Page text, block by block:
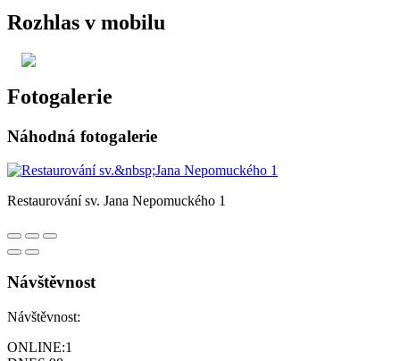
Rozhlas v mobilu
Fotogalerie
Náhodná fotogalerie
Restaurování sv. Jana Nepomuckého 1
Návštěvnost
Návštěvnost:
ONLINE:1